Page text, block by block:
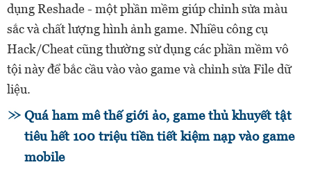
dụng Reshade - một phần mềm giúp chỉnh sửa màu
sắc và chất lượng hình ảnh game. Nhiều công cụ
Hack/Cheat cũng thường sử dụng các phần mềm vô
tội này để bắc cầu vào vào game và chỉnh sửa File dữ
liệu.
Quá ham mê thế giới ảo, game thủ khuyết tật
tiêu hết 100 triệu tiền tiết kiệm nạp vào game
mobile